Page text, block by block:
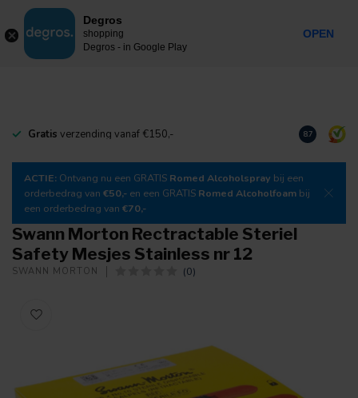
MENU
Gratis verzending vanaf €150,- Download
8.7
ACTIE: Ontvang nu een GRATIS Romed Alcoholspray bij een
orderbedrag van €50,- en een GRATIS Romed Alcoholfoam bij
een orderbedrag van €70,-
Swann Morton Rectractable Steriel
Safety Mesjes Stainless nr 12
SWANN MORTON (0)
Degros
shopping
Degros - in Google Play
OPEN